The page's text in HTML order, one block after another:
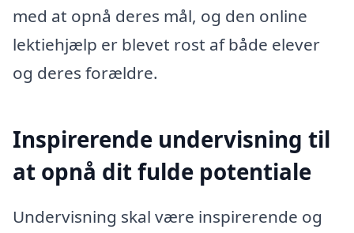
med at opnå deres mål, og den online
lektiehjælp er blevet rost af både elever
og deres forældre.
Inspirerende undervisning til
at opnå dit fulde potentiale
Undervisning skal være inspirerende og